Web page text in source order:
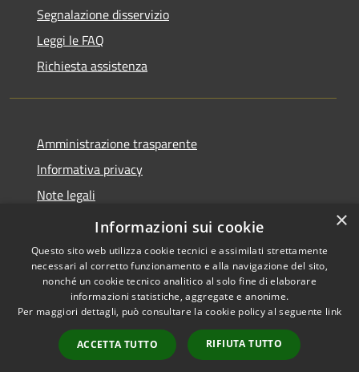
Segnalazione disservizio
Leggi le FAQ
Richiesta assistenza
Amministrazione trasparente
Informativa privacy
Note legali
Dichiarazione di accessibilità
Accessibilità
Copyright © 2026 • Comune di
Casalbordino • Powered by
Municipium•
Accesso
redazione
×
Informazioni sui cookie
Questo sito web utilizza cookie tecnici e assimilati strettamente
necessari al corretto funzionamento e alla navigazione del sito,
nonché un cookie tecnico analitico al solo fine di elaborare
informazioni statistiche, aggregate e anonime.
Per maggiori dettagli, può consultare la cookie policy al seguente link
ACCETTA TUTTO RIFIUTA TUTTO